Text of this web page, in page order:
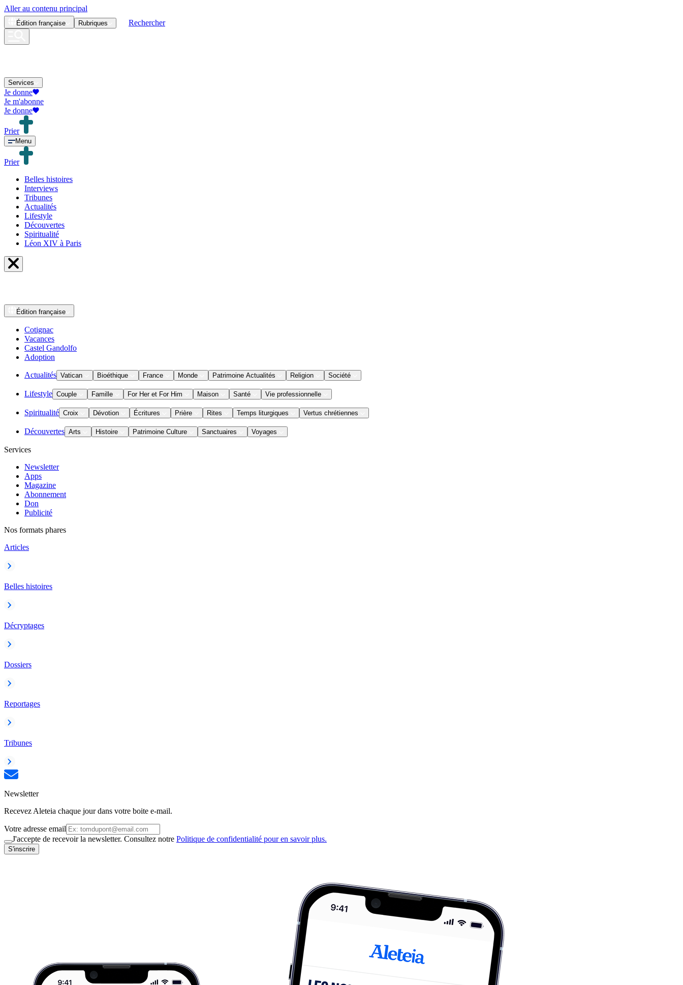
Aller au contenu principal
Édition française Rubriques Rechercher
Services
Je donne
Je m'abonne
Je donne
Prier
Menu
Prier
Belles histoires
Interviews
Tribunes
Actualités
Lifestyle
Découvertes
Spiritualité
Léon XIV à Paris
Édition française
Cotignac
Vacances
Castel Gandolfo
Adoption
Actualités Vatican Bioéthique France Monde Patrimoine Actualités Religion Société
Lifestyle Couple Famille For Her et For Him Maison Santé Vie professionnelle
Spiritualité Croix Dévotion Écritures Prière Rites Temps liturgiques Vertus chrétiennes
Découvertes Arts Histoire Patrimoine Culture Sanctuaires Voyages
Services
Newsletter
Apps
Magazine
Abonnement
Don
Publicité
Nos formats phares
Articles
Belles histoires
Décryptages
Dossiers
Reportages
Tribunes
Newsletter
Recevez Aleteia chaque jour dans votre boite e-mail.
Votre adresse email
J'accepte de recevoir la newsletter. Consultez notre Politique de confidentialité pour en savoir plus.
S'inscrire